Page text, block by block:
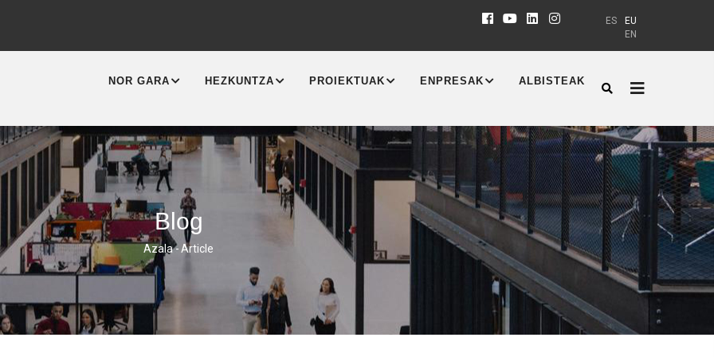
EU
ES
EN
NAVIGATION
NOR GARA HEZKUNTZA PROIEKTUAK ENPRESAK ALBISTEAK
Blog
Breadcrumb
Azala-Article